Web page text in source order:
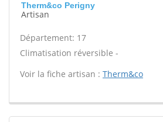
Therm&co Perigny
Artisan
Département: 17
Climatisation réversible -
Voir la fiche artisan : Therm&co